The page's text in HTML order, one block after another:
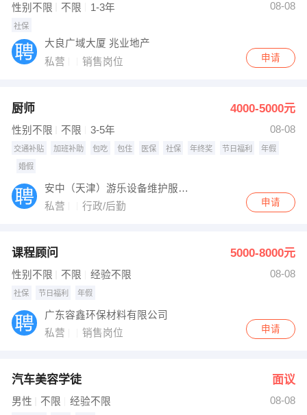
保洁
跟单
性别不限 不限 1-3年 08-08
社保
大良广域大厦 兆业地产
私营
销售岗位 申请
厨师 4000-5000元
性别不限 不限 3-5年 08-08
交通补贴 加班补助 包吃 包住 医保 社保 年终奖 节日福利 年假
婚假
安中（天津）游乐设备维护服务有限公司
私营
行政/后勤 申请
课程顾问 5000-8000元
性别不限 不限 经验不限 08-08
社保 节日福利 年假
广东容鑫环保材料有限公司
私营
销售岗位 申请
汽车美容学徒 面议
男性 不限 经验不限 08-08